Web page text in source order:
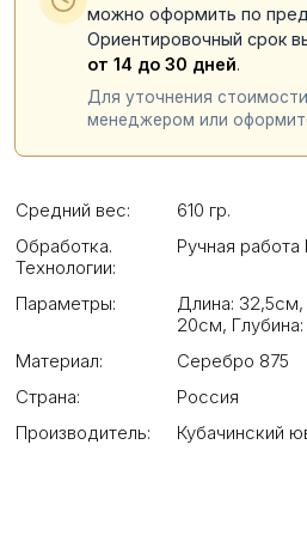
можно оформить по
Ориентировочный срок
от 14 до 30 дней.
Для уточнения
менеджером или
Средний вес:
610 гр.
Обработка.
Технологии:
Ручная
Параметры: Длина: 32,5см,
20см,
Материал:
Серебро 875
Страна:
Россия
Производитель:
Кубачинский